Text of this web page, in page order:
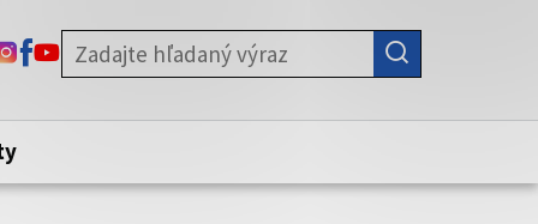
Zabezpečená stránka vždy začína
webového sídla.
ODKAZ SA OTVORÍ NA NOVEJ KARTE
ODKAZ SA OTVORÍ NA NOVEJ KARTE
ODKAZ SA OTVORÍ NA NOVEJ KARTE